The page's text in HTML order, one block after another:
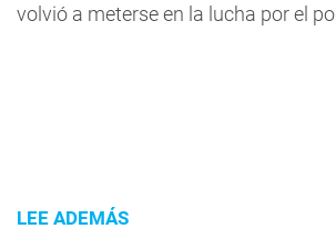
volvió a meterse en la lucha por el
LEE ADEMÁS